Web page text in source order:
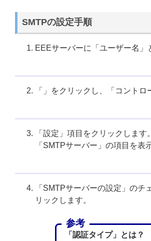
SMTPの設定手順
EEEサーバーに「ユーザー名
「 」をクリックし、「コント
「設定」項目をクリックしま
「SMTPサーバー」の項目を表
「SMTPサーバーの設定」の
リックします。
参考
「認証タイプ」とは？